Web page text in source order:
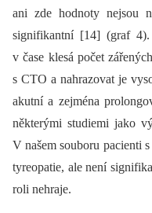
ani zde hodnoty nejsou
signifikantní [14] (graf
v čase klesá počet
s CTO a nahrazovat je
akutní a zejména
některými studiemi jako
V našem souboru pacienti
tyreopatie, ale není
roli nehraje.